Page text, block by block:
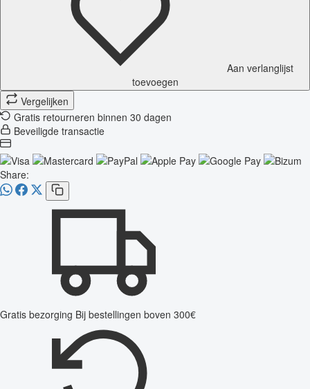
Aan verlanglijst
toevoegen
Vergelijken
Gratis retourneren binnen 30 dagen
Beveiligde transactie
Share:
Gratis bezorging Bij bestellingen boven 300€